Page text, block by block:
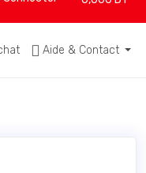
Aide & Contact